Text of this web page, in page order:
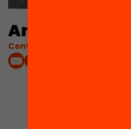
Anna Rodera
Contacta'm: